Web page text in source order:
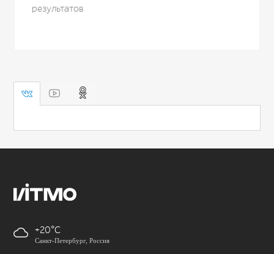
результатов
+20
Санкт-Петербург, Россия